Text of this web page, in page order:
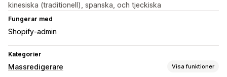
kinesiska (traditionell), spanska, och tjeckiska
Fungerar med
Shopify-admin
Kategorier
Massredigerare Visa funktioner